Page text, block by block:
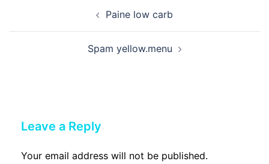
Paine low carb
Spam yellow.menu
Leave a Reply
Your email address will not be published.